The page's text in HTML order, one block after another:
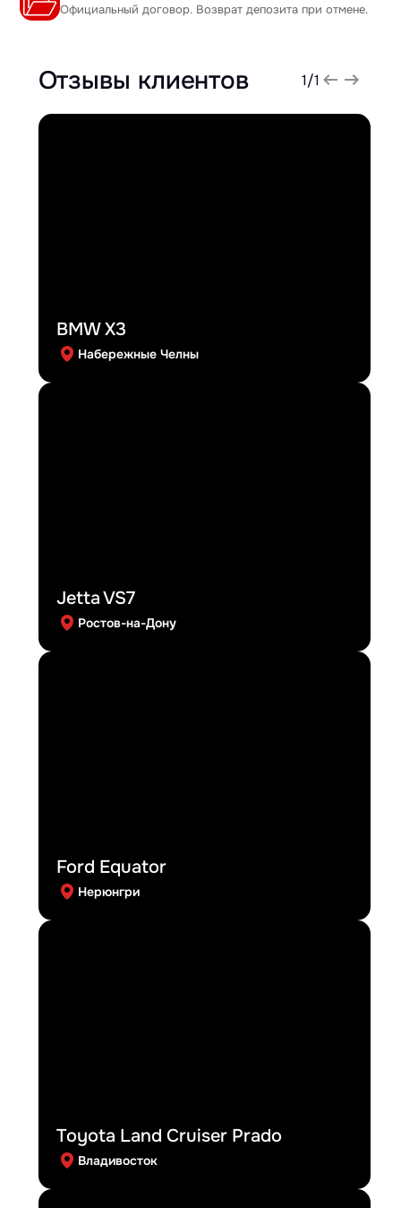
Официальный договор. Возврат депозита при отмене.
Отзывы клиентов 1/1
BMW X3
Набережные Челны
Jetta VS7
Ростов-на-Дону
Ford Equator
Нерюнгри
Toyota Land Cruiser Prado
Владивосток